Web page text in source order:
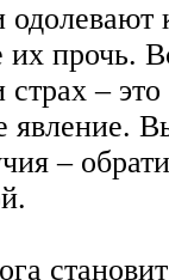
их прочь.
страх –
явление.
–